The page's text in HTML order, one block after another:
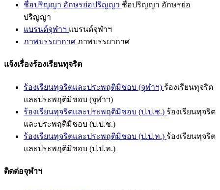
ชื่อปริญญา อักษรย่อปริญญา ชื่อปริญญา อักษรย่อ
ปริญญา
แบรนด์จุฬาฯ แบรนด์จุฬาฯ
ภาพบรรยากาศ ภาพบรรยากาศ
แจ้งเรื่องร้องเรียนทุจริต
ร้องเรียนทุจริตและประพฤติมิชอบ (จุฬาฯ) ร้องเรียนทุจริต
และประพฤติมิชอบ (จุฬาฯ)
ร้องเรียนทุจริตและประพฤติมิชอบ (ป.ป.ช.) ร้องเรียนทุจริต
และประพฤติมิชอบ (ป.ป.ช.)
ร้องเรียนทุจริตและประพฤติมิชอบ (ป.ป.ท.) ร้องเรียนทุจริต
และประพฤติมิชอบ (ป.ป.ท.)
ติดต่อจุฬาฯ